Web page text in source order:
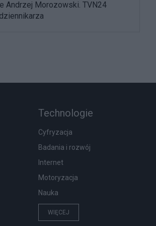
Andrzej Morozowski. TVN24
Technologie
Cyfryzacja
Badania i rozwój
Internet
Motoryzacja
Nauka
WIĘCEJ